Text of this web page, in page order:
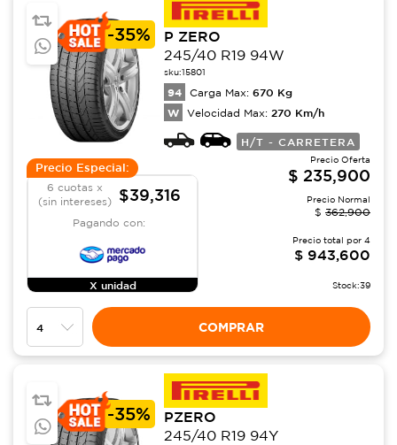
-35%
P ZERO
245/40 R19 94W
sku:15801
94 Carga Max: 670 Kg
W Velocidad Max: 270 Km/h
H/T - CARRETERA
Precio Especial:
6 cuotas x
(sin intereses)
$39,316
Pagando con:
X unidad
Precio Oferta
$ 235,900
Precio Normal
$ 362,900
Precio total por 4
$ 943,600
Stock:39
COMPRAR
-35%
PZERO
245/40 R19 94Y